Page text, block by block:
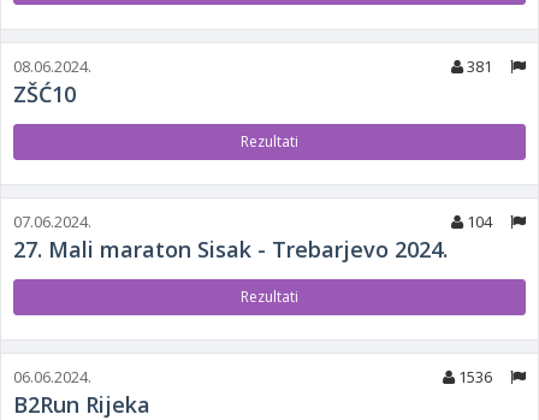
08.06.2024. 381
ZŠĆ10
Rezultati
07.06.2024. 104
27. Mali maraton Sisak - Trebarjevo 2024.
Rezultati
06.06.2024. 1536
B2Run Rijeka